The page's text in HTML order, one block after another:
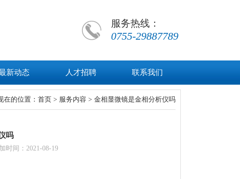
服务热线：
0755-29887789
新动态 人才招聘 联系我们
在的位置： 首页 > 服务内容 > 金相显微镜是金相分析仪吗
吗
间：2021-08-19